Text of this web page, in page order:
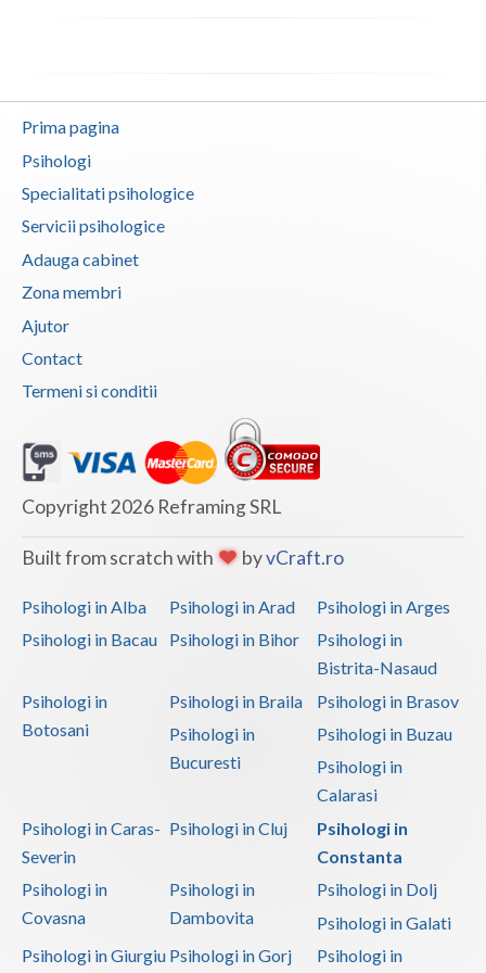
Psihoterapie, asistenta si consultanta psihologica (1)
Psihoterapie- Interventie psihoterapeutica in b... (1)
Psihoterapie/ consiliere online (via skype) (1)
Terapie E.M.D.R. (1)
Terapie suportiva pentru persoanele care sufera... (1)
Prima pagina
Psihologi
Specialitati psihologice
Servicii psihologice
Adauga cabinet
Zona membri
Ajutor
Contact
Termeni si conditii
Copyright 2026 Reframing SRL
Built from scratch with byvCraft.ro
Psihologi in Alba Psihologi in Arad
Psihologi in Arges
Psihologi in Bacau
Psihologi in Bihor
Psihologi in
Bistrita-Nasaud
Psihologi in
Botosani
Psihologi in Braila
Psihologi in Brasov
Psihologi in
Bucuresti
Psihologi in Buzau
Psihologi in
Calarasi
Psihologi in Caras-
Severin
Psihologi in Cluj
Psihologi in
Constanta
Psihologi in
Covasna
Psihologi in
Dambovita
Psihologi in Dolj
Psihologi in Galati
Psihologi in Giurgiu Psihologi in Gorj
Psihologi in